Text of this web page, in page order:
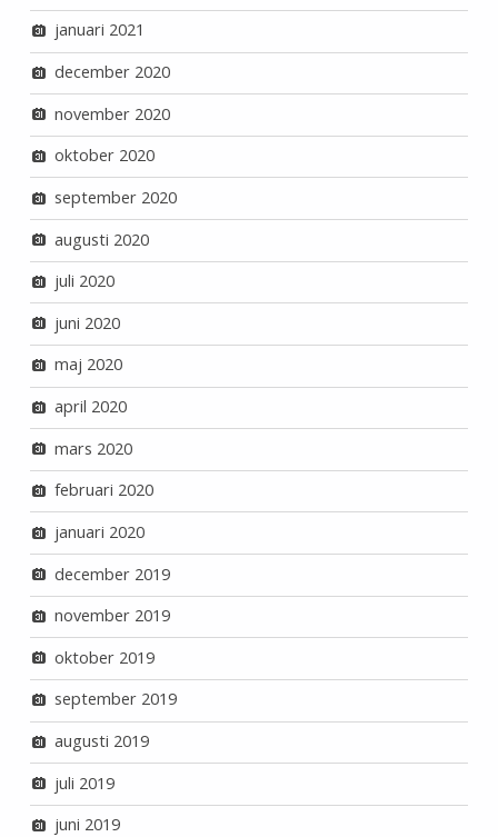
januari 2021
december 2020
november 2020
oktober 2020
september 2020
augusti 2020
juli 2020
juni 2020
maj 2020
april 2020
mars 2020
februari 2020
januari 2020
december 2019
november 2019
oktober 2019
september 2019
augusti 2019
juli 2019
juni 2019